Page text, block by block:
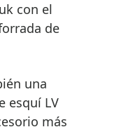
con el
de
una
esquí LV
más